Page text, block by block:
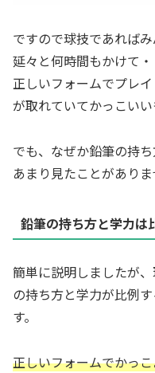
ですので球技であればみ
延々と何時間もかけて・
正しいフォームでプレ
が取れていてかっこいい
でも、なぜか鉛筆の持
あまり見たことがありま
鉛筆の持ち方と学力は
簡単に説明しましたが
の持ち方と学力が比例
す。
正しいフォームでかっ